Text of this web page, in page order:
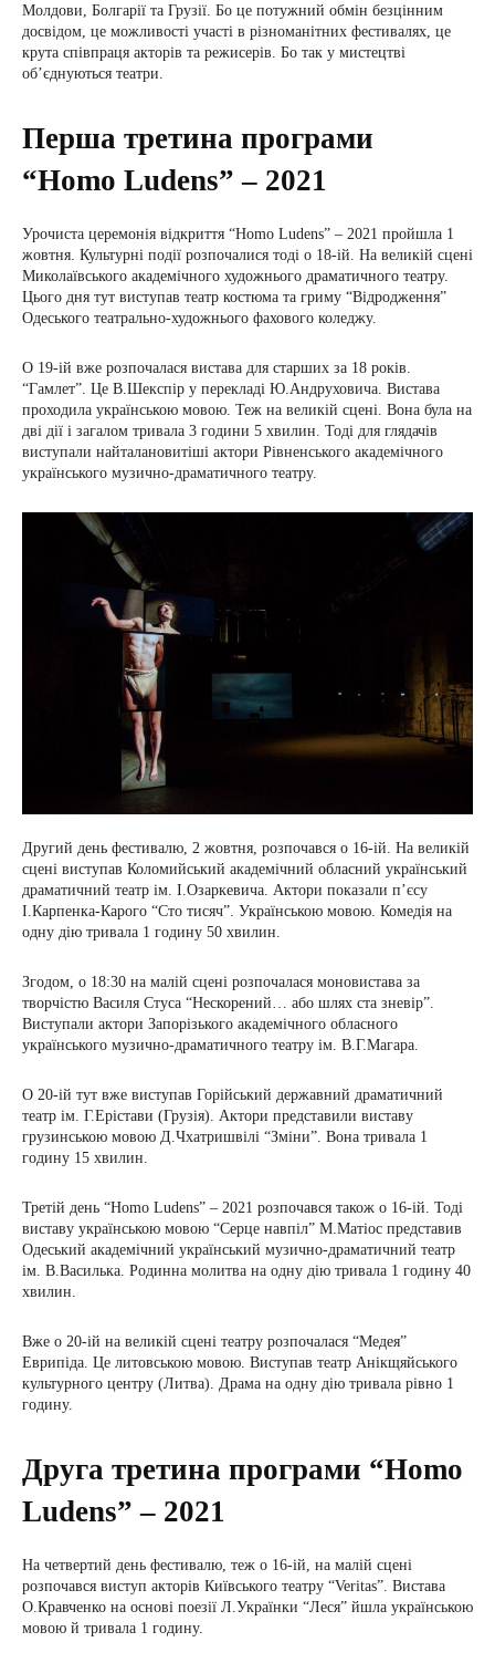
Молдови, Болгарії та Грузії. Бо це потужний обмін безцінним
досвідом, це можливості участі в різноманітних фестивалях, це
крута співпраця акторів та режисерів. Бо так у мистецтві
об’єднуються театри.
Перша третина програми
“Homo Ludens” – 2021
Урочиста церемонія відкриття “Homo Ludens” – 2021 пройшла 1
жовтня. Культурні події розпочалися тоді о 18-ій. На великій сцені
Миколаївського академічного художнього драматичного театру.
Цього дня тут виступав театр костюма та гриму “Відродження”
Одеського театрально-художнього фахового коледжу.
О 19-ій вже розпочалася вистава для старших за 18 років.
“Гамлет”. Це В.Шекспір у перекладі Ю.Андруховича. Вистава
проходила українською мовою. Теж на великій сцені. Вона була на
дві дії і загалом тривала 3 години 5 хвилин. Тоді для глядачів
виступали найталановитіші актори Рівненського академічного
українського музично-драматичного театру.
Другий день фестивалю, 2 жовтня, розпочався о 16-ій. На великій
сцені виступав Коломийський академічний обласний український
драматичний театр ім. І.Озаркевича. Актори показали п’єсу
І.Карпенка-Карого “Сто тисяч”. Українською мовою. Комедія на
одну дію тривала 1 годину 50 хвилин.
Згодом, о 18:30 на малій сцені розпочалася моновистава за
творчістю Василя Стуса “Нескорений… або шлях ста зневір”.
Виступали актори Запорізького академічного обласного
українського музично-драматичного театру ім. В.Г.Магара.
О 20-ій тут вже виступав Горійський державний драматичний
театр ім. Г.Ерістави (Грузія). Актори представили виставу
грузинською мовою Д.Чхатришвілі “Зміни”. Вона тривала 1
годину 15 хвилин.
Третій день “Homo Ludens” – 2021 розпочався також о 16-ій. Тоді
виставу українською мовою “Серце навпіл” М.Матіос представив
Одеський академічний український музично-драматичний театр
ім. В.Василька. Родинна молитва на одну дію тривала 1 годину 40
хвилин.
Вже о 20-ій на великій сцені театру розпочалася “Медея”
Еврипіда. Це литовською мовою. Виступав театр Анікщяйського
культурного центру (Литва). Драма на одну дію тривала рівно 1
годину.
Друга третина програми “Homo
Ludens” – 2021
На четвертий день фестивалю, теж о 16-ій, на малій сцені
розпочався виступ акторів Київського театру “Veritas”. Вистава
О.Кравченко на основі поезії Л.Українки “Леся” йшла українською
мовою й тривала 1 годину.